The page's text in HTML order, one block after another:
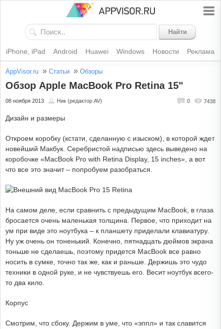
Найти
iPhone, iPad Android Huawei Windows Новости Реклама
AppVisor.ru » Статьи » Обзоры
Обзор Apple MacBook Pro Retina 15"
08 ноября 2013 Ник (редактор AV) 7438
0
Дизайн и размеры
Откроем коробку (кстати, сделанную с изыском), в которой ждет
новейший Макбук. Серебристой надписью здесь выведено на
коробочке «MacBook Pro with Retina Display, 15 inches», а вот
что все это значит – попробуем разобраться.
На самом деле, если сравнить с предыдущим MacBook, в глаза
бросается очень маленькая толщина. Первое, что приходит на
ум при виде это ноутбука – к планшету приделали клавиатуру.
Ну уж очень он тоненький. Конечно, пятнадцать дюймов экрана
тоньше не сделаешь, поэтому придется MacBook все равно
носить в сумке, точно так же, как и раньше. Держишь это чудо
техники в одной руке, и не чувствуешь его. Весит ноутбук всего-
то два кило.
Корпус
Смотрим, что сбоку. Держим в уме, что «эппл» и так славится